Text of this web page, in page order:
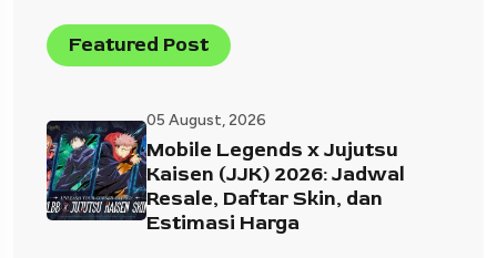
Featured Post
05 August, 2026
Mobile Legends x Jujutsu
Kaisen (JJK) 2026: Jadwal
Resale, Daftar Skin, dan
Estimasi Harga